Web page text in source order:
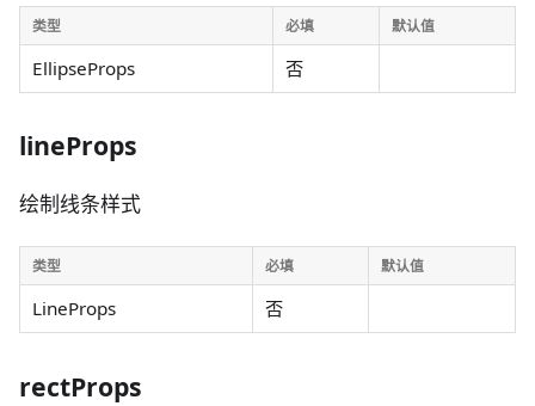
类型 必填 默认值
EllipseProps 否
lineProps
绘制线条样式
类型 必填 默认值
LineProps 否
rectProps